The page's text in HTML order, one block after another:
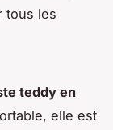
tous les
teddy en
elle est